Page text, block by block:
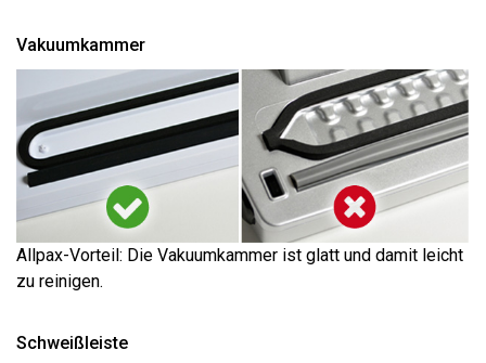
Vakuumkammer
Allpax-Vorteil: Die Vakuumkammer ist glatt und damit leicht
zu reinigen.
Schweißleiste